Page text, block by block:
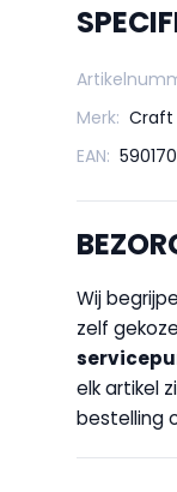
Merk: Craft
EAN:
Wij
zelf
elk artikel
bestelling